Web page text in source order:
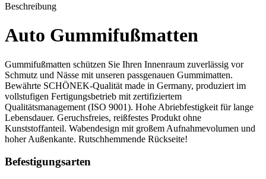
Beschreibung
Auto Gummifußmatten
Gummifußmatten schützen Sie Ihren Innenraum zuverlässig vor
Schmutz und Nässe mit unseren passgenauen Gummimatten.
Bewährte SCHÖNEK-Qualität made in Germany, produziert im
vollstufigen Fertigungsbetrieb mit zertifiziertem
Qualitätsmanagement (ISO 9001). Hohe Abriebfestigkeit für lange
Lebensdauer. Geruchsfreies, reißfestes Produkt ohne
Kunststoffanteil. Wabendesign mit großem Aufnahmevolumen und
hoher Außenkante. Rutschhemmende Rückseite!
Befestigungsarten